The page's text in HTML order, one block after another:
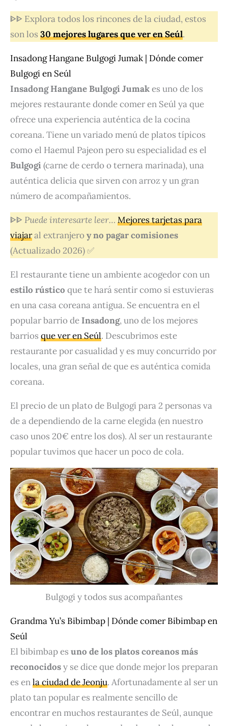
ᐈᐈ Explora todos los rincones de la ciudad, estos
son los 30 mejores lugares que ver en Seúl.
Insadong Hangane Bulgogi Jumak | Dónde comer
Bulgogi en Seúl
Insadong Hangane Bulgogi Jumakes uno de los
mejores restaurante donde comer en Seúl ya que
ofrece una experiencia auténtica de la cocina
coreana. Tiene un variado menú de platos típicos
como el Haemul Pajeon pero su especialidad es el
Bulgogi (carne de cerdo o ternera marinada), una
auténtica delicia que sirven con arroz y un gran
número de acompañamientos.
ᐈᐈ Puede interesarte leer… Mejores tarjetas para
viajaral extranjeroy no pagar comisiones
(Actualizado 2026) ✅
El restaurante tiene un ambiente acogedor con un
estilo rústico que te hará sentir como si estuvieras
en una casa coreana antigua. Se encuentra en el
popular barrio de Insadong, uno de los mejores
barrios que ver en Seúl. Descubrimos este
restaurante por casualidad y es muy concurrido por
locales, una gran señal de que es auténtica comida
coreana.
El precio de un plato de Bulgogi para 2 personas va
de a dependiendo de la carne elegida (en nuestro
caso unos 20€ entre los dos). Al ser un restaurante
popular tuvimos que hacer un poco de cola.
Bulgogi y todos sus acompañantes
Grandma Yu’s Bibimbap | Dónde comer Bibimbap en
Seúl
El bibimbap es uno de los platos coreanos más
reconocidosy se dice que donde mejor los preparan
es enla ciudad de Jeonju. Afortunadamente al ser un
plato tan popular es realmente sencillo de
encontrar en muchos restaurantes de Seúl, aunque